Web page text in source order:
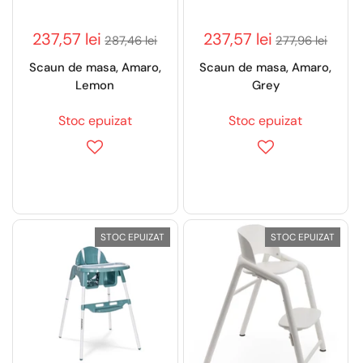
237,57 lei 287,46 lei
Scaun de masa, Amaro,
Lemon
Stoc epuizat
237,57 lei 277,96 lei
Scaun de masa, Amaro,
Grey
Stoc epuizat
STOC EPUIZAT STOC EPUIZAT